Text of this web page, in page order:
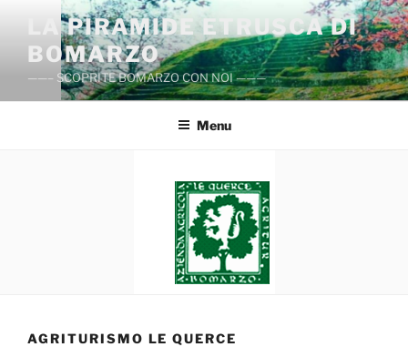
contenuto
LA PIRAMIDE ETRUSCA DI
BOMARZO
——– SCOPRITE BOMARZO CON NOI ———
Menu
AGRITURISMO LE QUERCE